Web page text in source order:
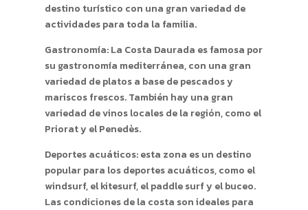
destino turístico con una gran variedad de
actividades para toda la familia.
Gastronomía: La Costa Daurada es famosa por
su gastronomía mediterránea, con una gran
variedad de platos a base de pescados y
mariscos frescos. También hay una gran
variedad de vinos locales de la región, como el
Priorat y el Penedès.
Deportes acuáticos: esta zona es un destino
popular para los deportes acuáticos, como el
windsurf, el kitesurf, el paddle surf y el buceo.
Las condiciones de la costa son ideales para